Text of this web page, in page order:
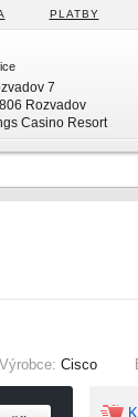
PLATBY
7
Rozvadov
Casino Resort
Výrobce: Cisco